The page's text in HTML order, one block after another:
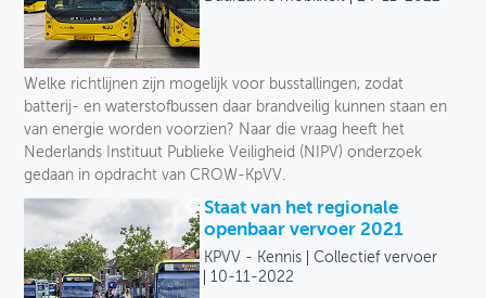
Welke richtlijnen zijn mogelijk voor busstallingen, zodat
batterij- en waterstofbussen daar brandveilig kunnen staan en
van energie worden voorzien? Naar die vraag heeft het
Nederlands Instituut Publieke Veiligheid (NIPV) onderzoek
gedaan in opdracht van CROW-KpVV.
Staat van het regionale
openbaar vervoer 2021
KPVV - Kennis
Collectief vervoer
10-11-2022